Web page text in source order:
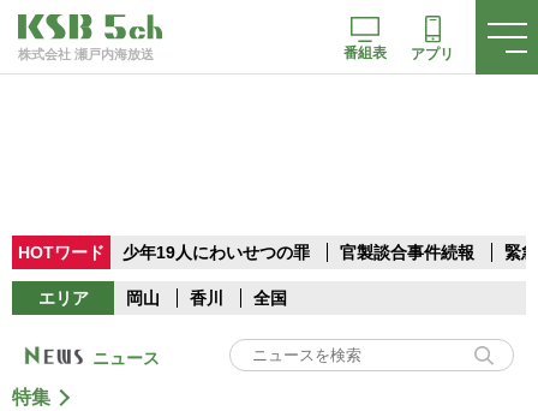
株式会社 瀬戸内海放送 番組表 アプリ
HOTワード 少年19人にわいせつの罪 官製談合事件続報 緊
エリア 岡山 香川 全国
ニュース
特集